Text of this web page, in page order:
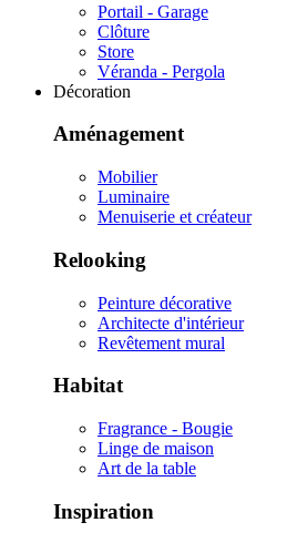
Portail - Garage
Clôture
Store
Véranda - Pergola
Décoration
Aménagement
Mobilier
Luminaire
Menuiserie et créateur
Relooking
Peinture décorative
Architecte d'intérieur
Revêtement mural
Habitat
Fragrance - Bougie
Linge de maison
Art de la table
Inspiration